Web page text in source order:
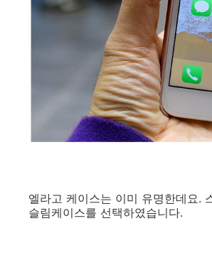
엘라고 케이스는 이미 유명한데요.
슬림케이스를 선택하였습니다.